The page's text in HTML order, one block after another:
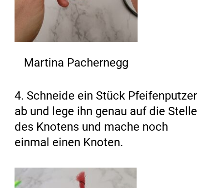
Martina Pachernegg
4. Schneide ein Stück Pfeifenputzer
ab und lege ihn genau auf die Stelle
des Knotens und mache noch
einmal einen Knoten.